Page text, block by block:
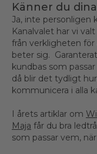
Känner du
Ja, inte personligen
Kanalvalet har vi
från verkligheten
beter sig.
kundbas som
då blir det tydligt
kommunicera i alla
I årets artiklar om
Maja får du bra
som passar vem,